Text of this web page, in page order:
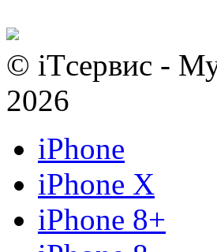
© iTсервис -
2026
iPhone
iPhone X
iPhone 8+